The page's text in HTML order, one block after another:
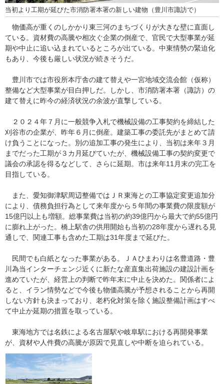
当初より工期が延びた市消防署本署の新しい建物（豊川市諏訪で）
物価高が重くのしかかり東三河のまちづくりが大きな壁に直面し
ている。資材費の高騰や相次ぐ企業の倒産で、官民で大型事業が延
期や中止に追い込まれているところが出ている。中東情勢の緊迫化
もあり、今後も厳しい状況が続きそうだ。
豊川市では市役所本庁舎の建て替えや一宮地域交流会館（仮称）
整備など大型事業が目白押しだ。しかし、市消防署本署（諏訪）の
建て替えに昨今の経済状況の余波が直撃している。
２０２４年７月に一般競争入札で機械設備の工事契約を締結した
刈谷市の企業が、昨年６月に倒産。建築工事の委託先がまとめて請
け負うことになった。別の追加工事の発生により、当初は来年３月
までだった工期が３カ月延びていたが、機械設備工事の契約変更で
議会の承認を得るなどして、さらに延期。市は来年11月末の完工を
目指している。
また、愛知御津駅周辺整備ではＪＲ東海との工事協定変更追加分
により、債務負担行為として来年度から５年間の事業費の限度額が
15億円以上も増額。総事業費は当初の約39億円から最大で約55億円
に膨れ上がった。橋上駅舎の供用開始も当初の28年度から遅れる見
通しで、関連工事も含めた工期は31年度まで延びた。
民間でも白紙となった事業がある。ＪＡひまわりは名豊道路・豊
川為当インターチェンジ近くに新たな産直集出荷施設の建設計画を
進めていたが、経営上の判断で昨年末に中止を決めた。関係者によ
ると、イラン情勢などで今後も物価高騰が予想されることから再開
しない方針も決まっており、老朽化対策を除く施設整備計画はすべ
て中止か延期の措置を取っている。
東海地方では名鉄による名古屋駅や岐阜駅における再開発事業
が、資材や人件費の高騰が原因で見直しや中断を迫られている。